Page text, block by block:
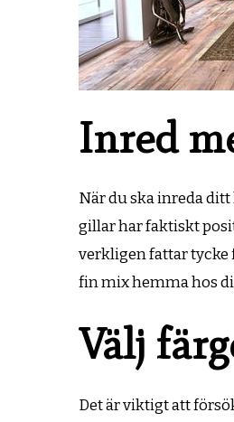
Inred
När du ska inreda
gillar har faktiskt
verkligen fattar tycke
fin mix hemma hos
Välj
Det är viktigt att